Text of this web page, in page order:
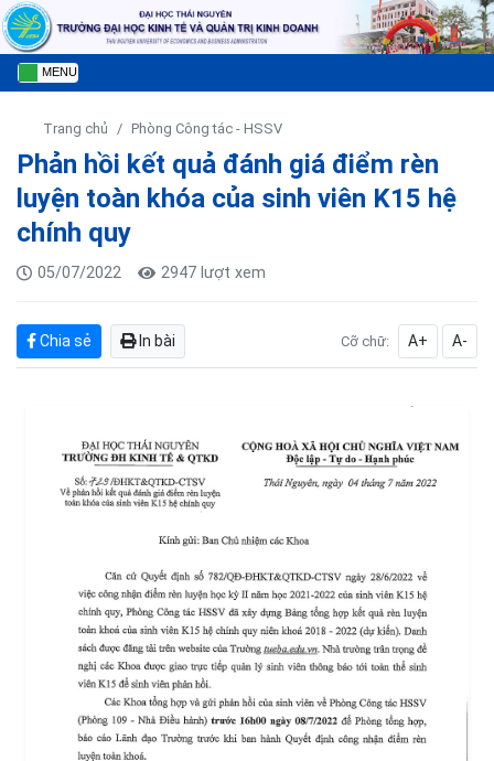
MENU
Trang chủ Phòng Công tác - HSSV
Phản hồi kết quả đánh giá điểm rèn
luyện toàn khóa của sinh viên K15 hệ
chính quy
05/07/2022 2947 lượt xem
Chia sẻ In bài Cỡ chữ: A+ A-